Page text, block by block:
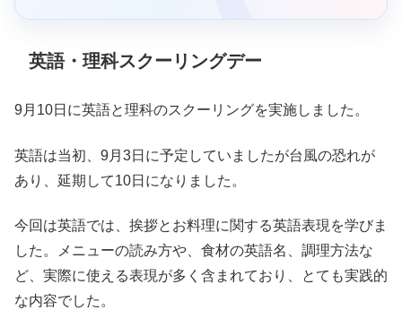
英語・理科スクーリングデー
9月10日に英語と理科のスクーリングを実施しました。
英語は当初、9月3日に予定していましたが台風の恐れが
あり、延期して10日になりました。
今回は英語では、挨拶とお料理に関する英語表現を学びま
した。メニューの読み方や、食材の英語名、調理方法な
ど、実際に使える表現が多く含まれており、とても実践的
な内容でした。